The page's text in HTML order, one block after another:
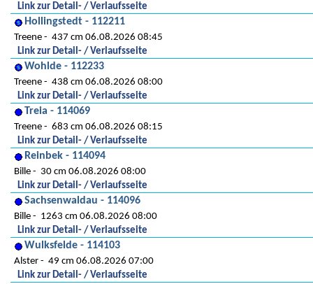
Link zur Detail- / Verlaufsseite
Hollingstedt - 112211
Treene
437 cm 06.08.2026 08:45
Link zur Detail- / Verlaufsseite
Wohlde - 112233
Treene
438 cm 06.08.2026 08:00
Link zur Detail- / Verlaufsseite
Treia - 114069
Treene
683 cm 06.08.2026 08:15
Link zur Detail- / Verlaufsseite
Reinbek - 114094
Bille
30 cm 06.08.2026 08:00
Link zur Detail- / Verlaufsseite
Sachsenwaldau - 114096
Bille
1263 cm 06.08.2026 08:00
Link zur Detail- / Verlaufsseite
Wulksfelde - 114103
Alster
49 cm 06.08.2026 07:00
Link zur Detail- / Verlaufsseite